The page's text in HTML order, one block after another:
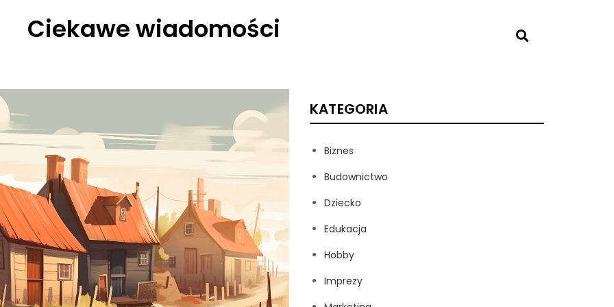
Ciekawe wiadomości
KATEGORIA
Biznes
Budownictwo
Dziecko
Edukacja
Hobby
Imprezy